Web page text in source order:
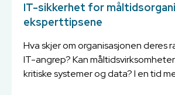
IT-sikkerhet for
eksperttipsene
Hva skjer om organisasjonen deres
IT-angrep? Kan
kritiske systemer og data? I en tid